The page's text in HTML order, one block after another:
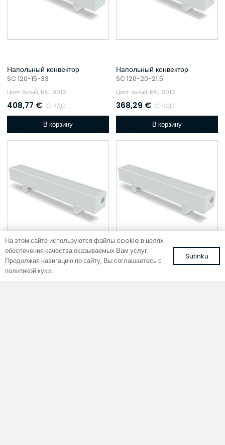
Напольный конвектор
SC 120-15-33
Цвет: белый, RAL 9016
408,77 € С НДС
В корзину
Напольный конвектор
SC 120-20-21.5
Цвет: белый, RAL 9016
368,29 € С НДС
В корзину
Напольный конвектор
На этом сайте используются файлы cookie в целях
обеспечения качества оказываемых Вам услуг.
Продолжая навигацию по сайту, Вы соглашаетесь с
политикой куки.
Sutinku